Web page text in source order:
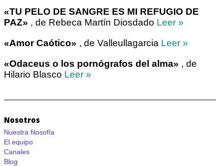
«TU PELO DE SANGRE ES MI REFUGIO DE
PAZ» , de Rebeca Martín Diosdado Leer »
«Amor Caótico» , de Valleullagarcia Leer »
«Odaceus o los pornógrafos del alma» , de
Hilario Blasco Leer »
Nosotros
Nuestra filosofía
El equipo
Canales
Blog